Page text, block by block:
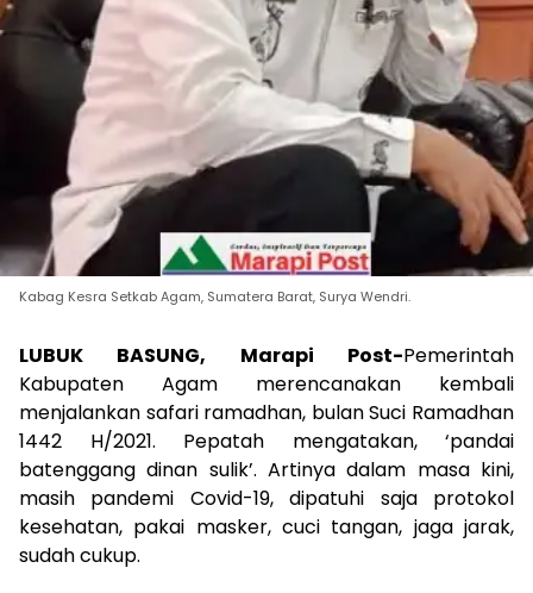
Kabag Kesra Setkab Agam, Sumatera Barat, Surya Wendri.
LUBUK BASUNG, Marapi Post-Pemerintah
Kabupaten Agam merencanakan kembali
menjalankan safari ramadhan, bulan Suci Ramadhan
1442 H/2021. Pepatah mengatakan, ‘pandai
batenggang dinan sulik’. Artinya dalam masa kini,
masih pandemi Covid-19, dipatuhi saja protokol
kesehatan, pakai masker, cuci tangan, jaga jarak,
sudah cukup.